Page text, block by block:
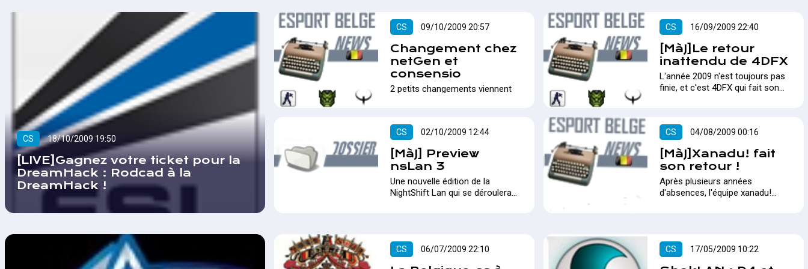
CS 18/10/2009 19:50
[LIVE]Gagnez votre ticket pour la
DreamHack : Rodcad à la
DreamHack !
CS 09/10/2009 20:57
Changement chez
netGen et
consensio
2 petits changements viennent
CS 02/10/2009 12:44
[MàJ] Preview
nsLan 3
Une nouvelle édition de la
NightShift Lan qui se déroulera
CS 16/09/2009 22:40
[MàJ]Le retour
inattendu de 4DFX
L'année 2009 n'est toujours pas
finie, et c'est 4DFX qui fait son
CS 04/08/2009 00:16
[MàJ]Xanadu! fait
son retour !
Après plusieurs années
d'absences, l'équipe xanadu!
CS 06/07/2009 22:10 CS 17/05/2009 10:22